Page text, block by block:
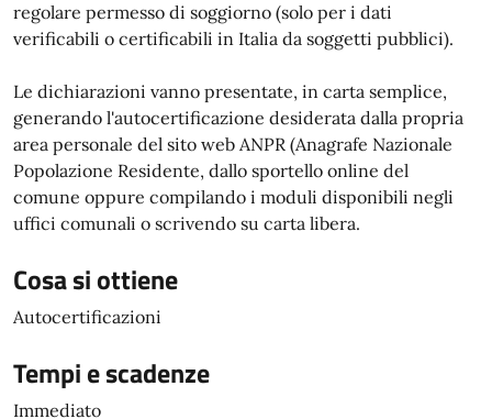
regolare permesso di soggiorno (solo per i dati
verificabili o certificabili in Italia da soggetti pubblici).
Le dichiarazioni vanno presentate, in carta semplice,
generando l'autocertificazione desiderata dalla propria
area personale del sito web ANPR (Anagrafe Nazionale
Popolazione Residente, dallo sportello online del
comune oppure compilando i moduli disponibili negli
uffici comunali o scrivendo su carta libera.
Cosa si ottiene
Autocertificazioni
Tempi e scadenze
Immediato